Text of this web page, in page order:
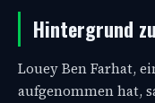
Hintergrund
Louey Ben Farhat,
aufgenommen hat,